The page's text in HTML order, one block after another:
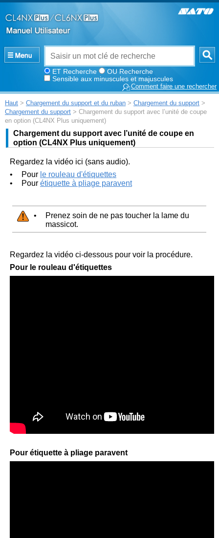
ET Recherche
OU Recherche
Sensible aux minuscules et majuscules
Comment faire une rechercher
Haut > Chargement du support et du ruban > Chargement du support >
Chargement du support > Chargement du support avec l’unité de coupe
en option (CL4NX Plus uniquement)
Chargement du support avec l’unité de coupe en
option (CL4NX Plus uniquement)
Regardez la vidéo ici (sans audio).
•
Pour le rouleau d'étiquettes
•
Pour étiquette à pliage paravent
•
Prenez soin de ne pas toucher la lame du
massicot.
Regardez la vidéo ci-dessous pour voir la procédure.
Pour le rouleau d'étiquettes
Pour étiquette à pliage paravent